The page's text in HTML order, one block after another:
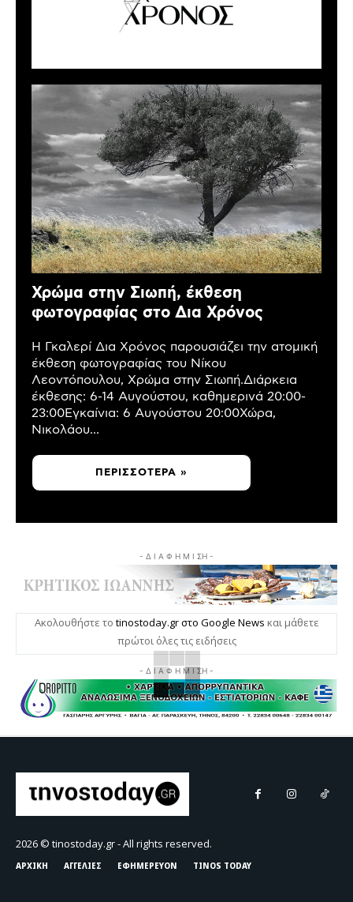
Χρώμα στην Σιωπή, έκθεση
φωτογραφίας στο Δια Χρόνος
Η Γκαλερί Δια Χρόνος παρουσιάζει την ατομική
έκθεση φωτογραφίας του Νίκου
Λεοντόπουλου, Χρώμα στην Σιωπή.Διάρκεια
έκθεσης: 6-14 Αυγούστου, καθημερινά 20:00-
23:00Εγκαίνια: 6 Αυγούστου 20:00Χώρα,
Νικολάου...
ΠΕΡΙΣΣΌΤΕΡΑ »
- Δ Ι Α Φ Η Μ Ι ΣΗ -
Ακολουθήστε το tinostoday.gr στο Google News και μάθετε
πρώτοι όλες τις ειδήσεις
- Δ Ι Α Φ Η Μ Ι ΣΗ -
2026 © tinostoday.gr - All rights reserved.
ΑΡΧΙΚΗ ΑΓΓΕΛΙΕΣ ΕΦΗΜΕΡΕΥΟΝ TINOS TODAY